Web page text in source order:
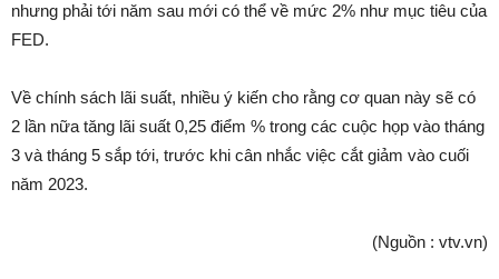
nhưng phải tới năm sau mới có thể về mức 2% như mục tiêu của
FED.
Về chính sách lãi suất, nhiều ý kiến cho rằng cơ quan này sẽ có
2 lần nữa tăng lãi suất 0,25 điểm % trong các cuộc họp vào tháng
3 và tháng 5 sắp tới, trước khi cân nhắc việc cắt giảm vào cuối
năm 2023.
(Nguồn : vtv.vn)